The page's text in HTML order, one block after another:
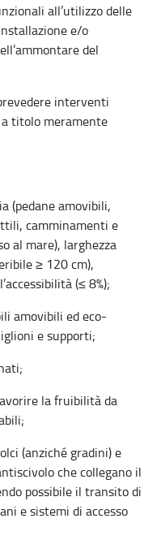
all’utilizzo delle
e/o
del
interventi
titolo meramente
(pedane amovibili,
camminamenti e
al mare), larghezza
≥ 120 cm),
(≤ 8%);
amovibili ed eco-
e supporti;
la fruibilità da
(anziché gradini) e
che collegano il
possibile il transito di
e sistemi di accesso